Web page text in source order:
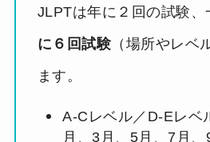
JLPTは年に２回の試験、
に６回試験 （場所やレベ
ます。
A-Cレベル／D-Eレ
月、3月、5月、7月、